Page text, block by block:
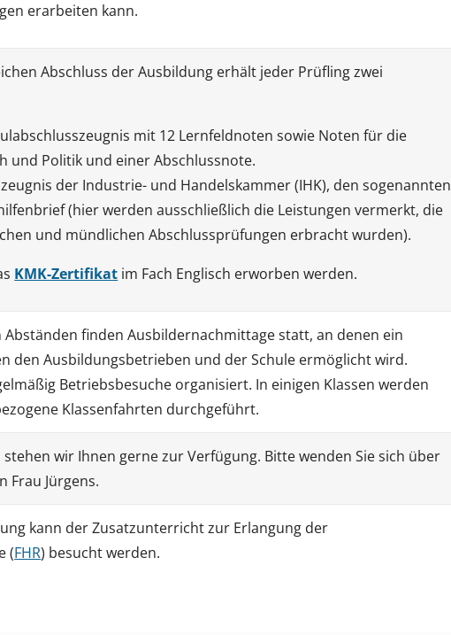
erarbeiten kann.
Abschluss der Ausbildung erhält jeder Prüfling zwei
mit 12 Lernfeldnoten sowie Noten für die
und Politik und einer Abschlussnote.
der Industrie- und Handelskammer (IHK), den sogenannten
(hier werden ausschließlich die Leistungen vermerkt, die
und mündlichen Abschlussprüfungen erbracht wurden).
KMK-Zertifikat im Fach Englisch erworben werden.
Abständen finden Ausbildernachmittage statt, an denen ein
den Ausbildungsbetrieben und der Schule ermöglicht wird.
Betriebsbesuche organisiert. In einigen Klassen werden
Klassenfahrten durchgeführt.
stehen wir Ihnen gerne zur Verfügung. Bitte wenden Sie sich über
Frau Jürgens.
kann der Zusatzunterricht zur Erlangung der
(FHR) besucht werden.